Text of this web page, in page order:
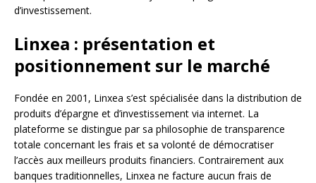
d’investissement.
Linxea : présentation et
positionnement sur le marché
Fondée en 2001, Linxea s’est spécialisée dans la distribution de
produits d’épargne et d’investissement via internet. La
plateforme se distingue par sa philosophie de transparence
totale concernant les frais et sa volonté de démocratiser
l’accès aux meilleurs produits financiers. Contrairement aux
banques traditionnelles, Linxea ne facture aucun frais de